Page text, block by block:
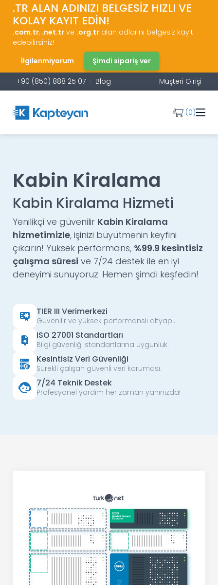
.TR ALAN ADINIZI BELGESİZ HIZLI VE
KOLAY KAYIT EDİN!
.com.tr, .net.tr ve .org.tr alan adlarını belgesiz kayıt
edebilirsiniz!
İlgilenmiyorum
Şimdi sipariş ver
+90 (850) 888 25 07 Blog Müşteri Girişi
(0)
Kabin Kiralama
Kabin Kiralama Hizmeti
Yenilikçi ve güvenilir Kabin Kiralama
hizmetimizle, işinizi büyütmenin keyfini
çıkarın! Yüksek performans, %99.9 kesintisiz
çalışma süresi ve 7/24 destek ile en iyi
deneyimi sunuyoruz. Hemen şimdi keşfedin!
TIER III Verimerkezi
Güvenilir ve yüksek performanslı altyapı.
ISO 27001 Standartları
Bilgi güvenliği standartlarına uygunluk.
Kesintisiz Veri Güvenliği
Sürekli çalışan güvenli veri koruması.
7/24 Teknik Destek
Profesyonel yardım her zaman yanınızda!